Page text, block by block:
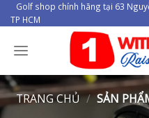
Skip
to
content
Golf shop chính hãng tại 63
TP HCM
TRANG CHỦ / SẢN